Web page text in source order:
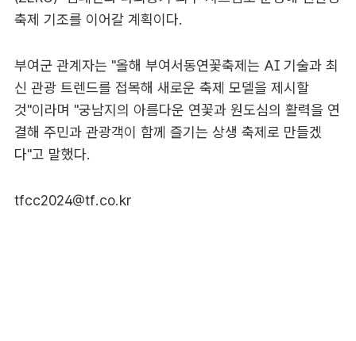
축제 기조를 이어갈 계획이다.
부여군 관계자는 "올해 부여서동연꽃축제는 AI 기술과 최
신 관광 트렌드를 접목해 새로운 축제 모델을 제시할
것"이라며 "궁남지의 아름다운 연꽃과 원도심의 활력을 연
결해 주민과 관광객이 함께 즐기는 상생 축제로 만들겠
다"고 말했다.
tfcc2024@tf.co.kr